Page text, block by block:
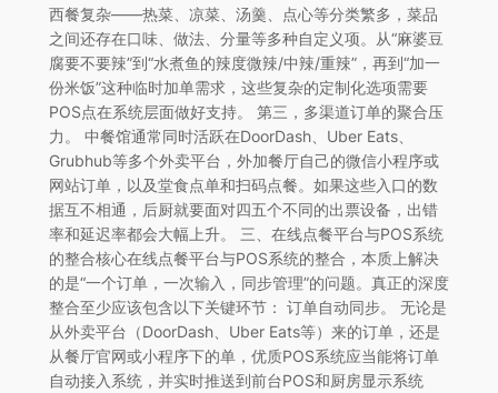
西餐复杂——热菜、凉菜、汤羹、点心等分类繁多，菜品
之间还存在口味、做法、分量等多种自定义项。从“麻婆豆
腐要不要辣”到“水煮鱼的辣度微辣/中辣/重辣”，再到“加一
份米饭”这种临时加单需求，这些复杂的定制化选项需要
POS点在系统层面做好支持。 第三，多渠道订单的聚合压
力。 中餐馆通常同时活跃在DoorDash、Uber Eats、
Grubhub等多个外卖平台，外加餐厅自己的微信小程序或
网站订单，以及堂食点单和扫码点餐。如果这些入口的数
据互不相通，后厨就要面对四五个不同的出票设备，出错
率和延迟率都会大幅上升。 三、在线点餐平台与POS系统
的整合核心在线点餐平台与POS系统的整合，本质上解决
的是“一个订单，一次输入，同步管理”的问题。真正的深度
整合至少应该包含以下关键环节： 订单自动同步。 无论是
从外卖平台（DoorDash、Uber Eats等）来的订单，还是
从餐厅官网或小程序下的单，优质POS系统应当能将订单
自动接入系统，并实时推送到前台POS和厨房显示系统